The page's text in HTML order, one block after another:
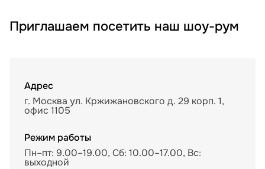
Приглашаем посетить наш шоу-рум
Адрес
г. Москва ул. Кржижановского д. 29 корп. 1,
офис 1105
Режим работы
Пн–пт: 9.00–19.00, Сб: 10.00–17.00, Вс:
выходной